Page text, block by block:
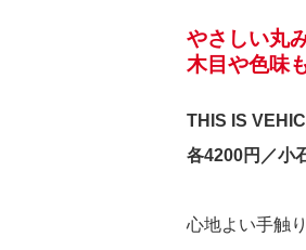
やさしい丸
木目や色味
THIS IS
各4200円／小
心地よい手触